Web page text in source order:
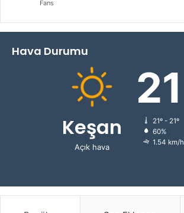
Fans
Hava Durumu
Keşan
Açık hava
21
21º - 21º
60%
1.54 km/h